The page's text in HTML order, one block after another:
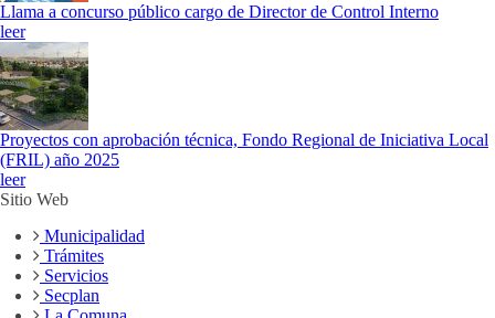
Llama a concurso público cargo de Director de Control Interno
leer
Proyectos con aprobación técnica, Fondo Regional de Iniciativa Local
(FRIL) año 2025
leer
Sitio Web
Municipalidad
Trámites
Servicios
Secplan